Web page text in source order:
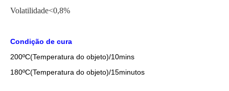
Volatilidade<0,8%
Condição de cura
200ºC(Temperatura do objeto)/10mins
180ºC(Temperatura do objeto)/15minutos